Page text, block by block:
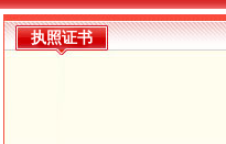
执照证书